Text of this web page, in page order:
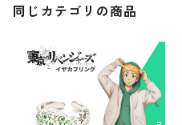
同じカテゴリの商品